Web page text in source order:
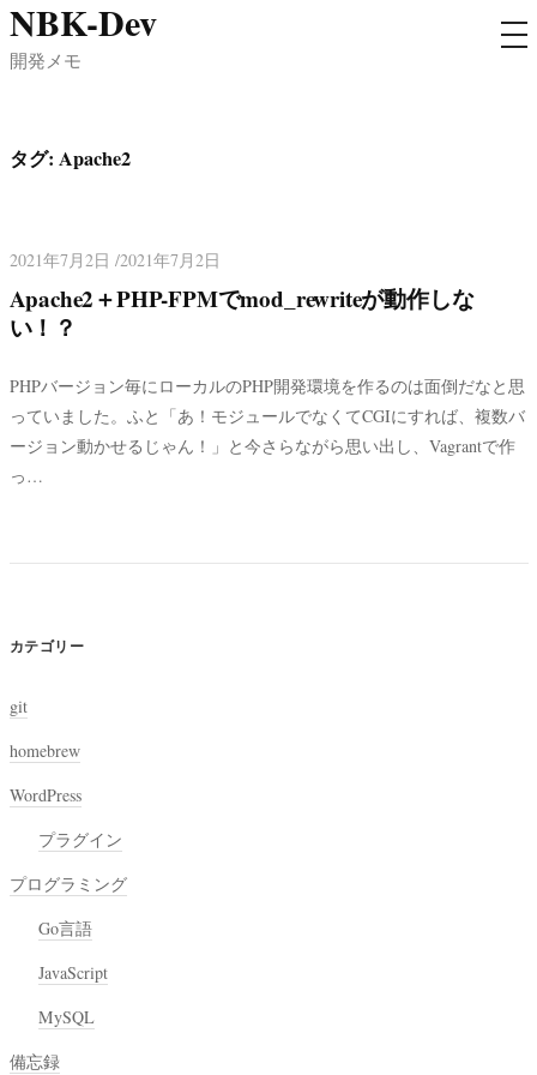
コ
ン
ツ
へ
ッ
プ
NBK-Dev
開発メモ
メ
ニ
タグ: Apache2
2021年7月2日 /2021年7月2日
Apache2＋PHP-FPMでmod_rewriteが動作しな
い！？
PHPバージョン毎にローカルのPHP開発環境を作るのは面倒だなと思
っていました。ふと「あ！モジュールでなくてCGIにすれば、複数バ
ージョン動かせるじゃん！」と今さらながら思い出し、Vagrantで作
っ…
カテゴリー
git
homebrew
WordPress
プラグイン
プログラミング
Go言語
JavaScript
MySQL
備忘録